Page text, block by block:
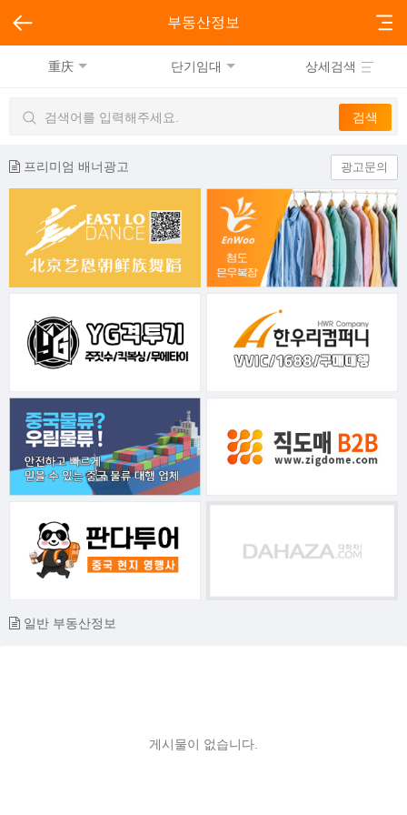
부동산정보
重庆 단기임대 상세검색
프리미엄 배너광고 광고문의
일반 부동산정보
게시물이 없습니다.